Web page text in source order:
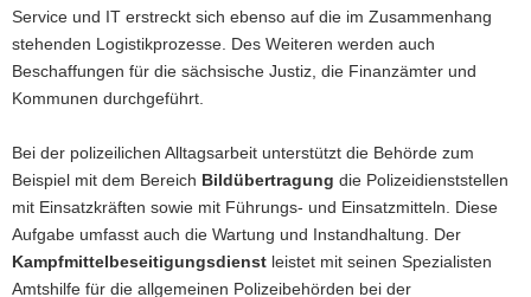
Service und IT erstreckt sich ebenso auf die im Zusammenhang
stehenden Logistikprozesse. Des Weiteren werden auch
Beschaffungen für die sächsische Justiz, die Finanzämter und
Kommunen durchgeführt.
Bei der polizeilichen Alltagsarbeit unterstützt die Behörde zum
Beispiel mit dem Bereich Bildübertragung die Polizeidienststellen
mit Einsatzkräften sowie mit Führungs- und Einsatzmitteln. Diese
Aufgabe umfasst auch die Wartung und Instandhaltung. Der
Kampfmittelbeseitigungsdienst leistet mit seinen Spezialisten
Amtshilfe für die allgemeinen Polizeibehörden bei der